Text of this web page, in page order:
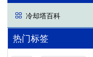
冷却塔百科
热门标签